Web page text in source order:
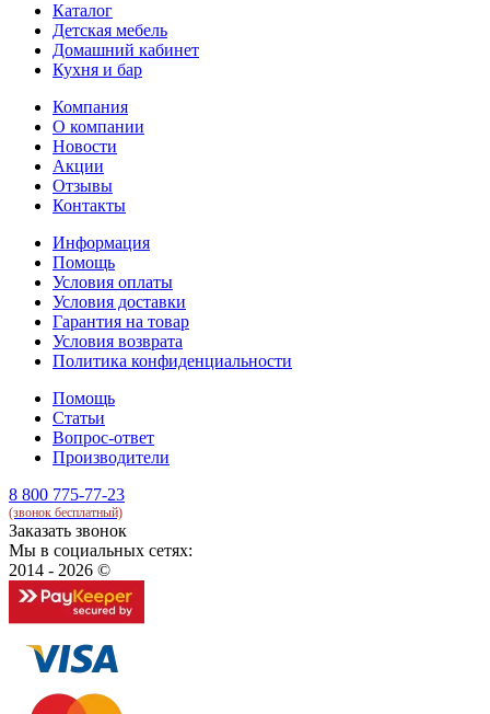
Каталог
Детская мебель
Домашний кабинет
Кухня и бар
Компания
О компании
Новости
Акции
Отзывы
Контакты
Информация
Помощь
Условия оплаты
Условия доставки
Гарантия на товар
Условия возврата
Политика конфиденциальности
Помощь
Статьи
Вопрос-ответ
Производители
8 800 775-77-23
(звонок бесплатный)
Заказать звонок
Мы в социальных сетях:
2014 - 2026 ©